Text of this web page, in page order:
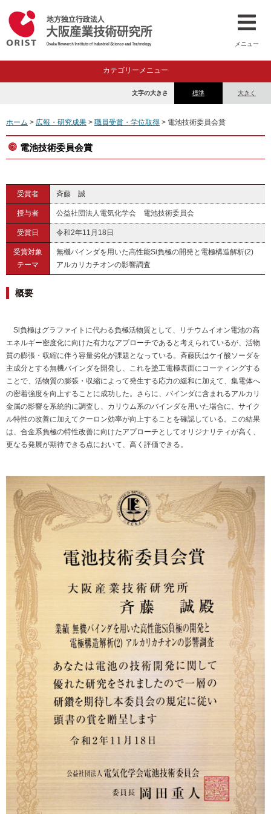
メニュー
カテゴリーメニュー
標準 大きく
文字の大きさ
ホーム > 広報・研究成果 > 職員受賞・学位取得 > 電池技術委員会賞
電池技術委員会賞
受賞者 斉藤 誠
授与者 公益社団法人電気化学会 電池技術委員会
受賞日 令和2年11月18日
受賞対象
テーマ
無機バインダを用いた高性能Si負極の開発と電極構造解析(2)
アルカリカチオンの影響調査
概要
Si負極はグラファイトに代わる負極活物質として、リチウムイオン電池の高
エネルギー密度化に向けた有力なアプローチであると考えられているが、活物
質の膨張・収縮に伴う容量劣化が課題となっている。斉藤氏はケイ酸ソーダを
主成分とする無機バインダを開発し、これを塗工電極表面にコーティングする
ことで、活物質の膨張・収縮によって発生する応力の緩和に加えて、集電体へ
の密着強度を向上することに成功した。さらに、バインダに含まれるアルカリ
金属の影響を系統的に調査し、カリウム系のバインダを用いた場合に、サイク
ル特性の改善に加えてクーロン効率が向上することを確認している。この結果
は、合金系負極の特性改善に向けたアプローチとしてオリジナリティが高く、
更なる発展が期待できる点において、高く評価できる。